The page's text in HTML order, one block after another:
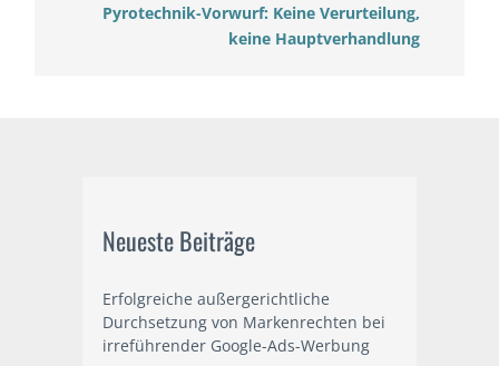
Pyrotechnik-Vorwurf: Keine Verurteilung,
keine Hauptverhandlung
Neueste Beiträge
Erfolgreiche außergerichtliche
Durchsetzung von Markenrechten bei
irreführender Google-Ads-Werbung